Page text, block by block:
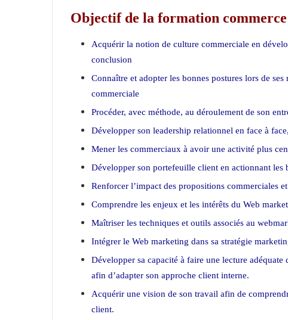
Objectif de la formation
Acquérir la notion de culture commerciale en
conclusion
Connaître et adopter les bonnes postures lors de
commerciale
Procéder, avec méthode, au déroulement de son
Développer son leadership relationnel en face à
Mener les commerciaux à avoir une activité plus
Développer son portefeuille client en actionnant les
Renforcer l’impact des propositions commerciales
Comprendre les enjeux et les intérêts du Web
Maîtriser les techniques et outils associés au
Intégrer le Web marketing dans sa stratégie
Développer sa capacité à faire une lecture
afin d’adapter son approche client interne.
Acquérir une vision de son travail afin de
client.